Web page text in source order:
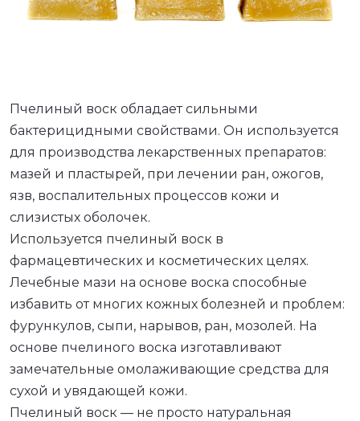
Пчелиный воск обладает сильными
бактерицидными свойствами. Он используется
для производства лекарственных препаратов:
мазей и пластырей, при лечении ран, ожогов,
язв, воспалительных процессов кожи и
слизистых оболочек.
Используется пчелиный воск в
фармацевтических и косметических целях.
Лечебные мази на основе воска способные
избавить от многих кожных болезней и проблем:
фурункулов, сыпи, нарывов, ран, мозолей. На
основе пчелиного воска изготавливают
замечательные омолаживающие средства для
сухой и увядающей кожи.
Пчелиный воск — не просто натуральная